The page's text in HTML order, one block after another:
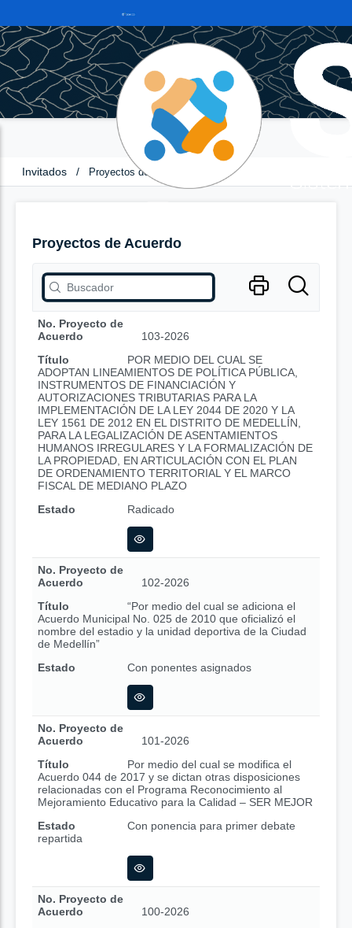
Invitados / Proyectos de Acuerdo
Proyectos de Acuerdo
No. Proyecto de
Acuerdo
103-2026
Título
POR MEDIO DEL CUAL SE
ADOPTAN LINEAMIENTOS DE POLÍTICA PÚBLICA,
INSTRUMENTOS DE FINANCIACIÓN Y
AUTORIZACIONES TRIBUTARIAS PARA LA
IMPLEMENTACIÓN DE LA LEY 2044 DE 2020 Y LA
LEY 1561 DE 2012 EN EL DISTRITO DE MEDELLÍN,
PARA LA LEGALIZACIÓN DE ASENTAMIENTOS
HUMANOS IRREGULARES Y LA FORMALIZACIÓN DE
LA PROPIEDAD, EN ARTICULACIÓN CON EL PLAN
DE ORDENAMIENTO TERRITORIAL Y EL MARCO
FISCAL DE MEDIANO PLAZO
Estado
Radicado
No. Proyecto de
Acuerdo
102-2026
Título
“Por medio del cual se adiciona el
Acuerdo Municipal No. 025 de 2010 que oficializó el
nombre del estadio y la unidad deportiva de la Ciudad
de Medellín”
Estado
Con ponentes asignados
No. Proyecto de
Acuerdo
101-2026
Título
Por medio del cual se modifica el
Acuerdo 044 de 2017 y se dictan otras disposiciones
relacionadas con el Programa Reconocimiento al
Mejoramiento Educativo para la Calidad – SER MEJOR
Estado
Con ponencia para primer debate
repartida
No. Proyecto de
Acuerdo
100-2026